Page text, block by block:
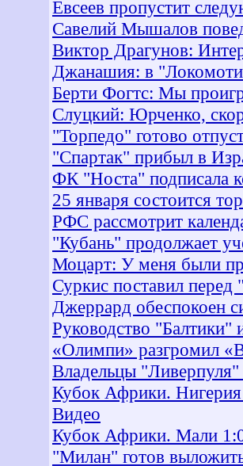
Евсеев пропустит
Савелий Мышалов
Виктор Драгунов:
Джанашия: в
Берти Фогтс: Мы
Слуцкий: Юрченко,
"Торпедо" готово
"Спартак" прибыл в
ФК "Носта" подписала
25 января состоится
РФС рассмотрит
"Кубань" продолжает
Моцарт: У меня были
Суркис поставил перед
Джеррард обеспокоен
Руководство "Балтики"
«Олимпи» разгромил
Владельцы "Ливерпуля"
Кубок Африки.
Видео
Кубок Африки. Мали
"Милан" готов